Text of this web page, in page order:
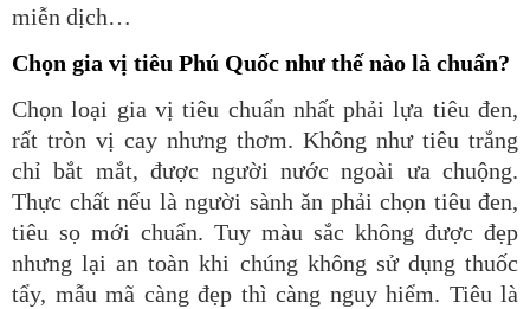
miễn dịch…
Chọn gia vị tiêu Phú Quốc như thế nào là chuẩn?
Chọn loại gia vị tiêu chuẩn nhất phải lựa tiêu đen,
rất tròn vị cay nhưng thơm. Không như tiêu trắng
chỉ bắt mắt, được người nước ngoài ưa chuộng.
Thực chất nếu là người sành ăn phải chọn tiêu đen,
tiêu sọ mới chuẩn. Tuy màu sắc không được đẹp
nhưng lại an toàn khi chúng không sử dụng thuốc
tẩy, mẫu mã càng đẹp thì càng nguy hiểm. Tiêu là